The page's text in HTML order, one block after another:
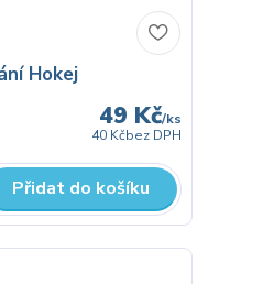
Hokej
49 Kč/ks
40 Kčbez DPH
Přidat do košíku